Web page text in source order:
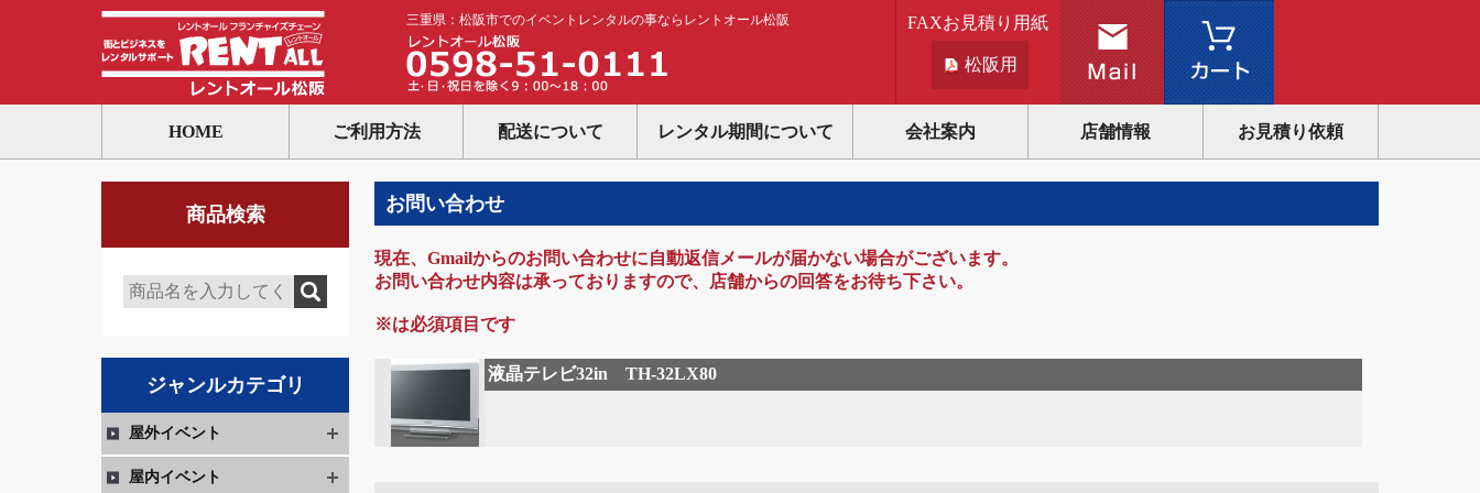
三重県：松阪市でのイベントレンタルの事ならレントオール松阪 FAXお見積り用紙
松阪用
HOME ご利用方法 配送について レンタル期間について 会社案内 店舗情報 お見積り依頼
商品検索 お問い合わせ
現在、Gmailからのお問い合わせに自動返信メールが届かない場合がございます。
お問い合わせ内容は承っておりますので、店舗からの回答をお待ち下さい。
※は必須項目です
液晶テレビ32in TH-32LX80
ジャンルカテゴリ
屋外イベント
屋内イベント